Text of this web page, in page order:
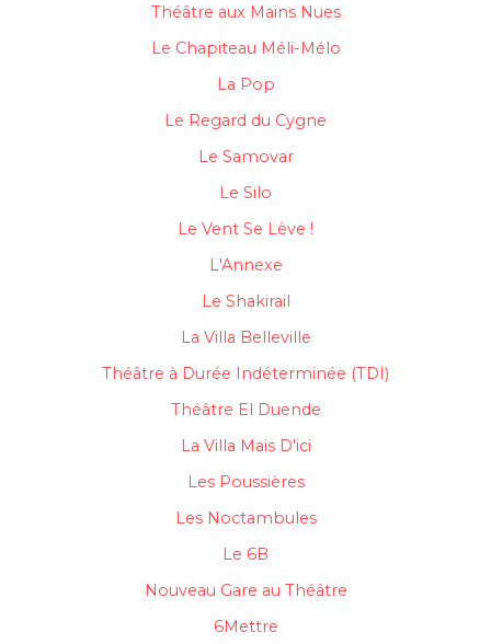
Théâtre aux Mains Nues
Le Chapiteau Méli-Mélo
La Pop
Le Regard du Cygne
Le Samovar
Le Silo
Le Vent Se Lève !
L'Annexe
Le Shakirail
La Villa Belleville
Théâtre à Durée Indéterminée (TDI)
Théâtre El Duende
La Villa Mais D'ici
Les Poussières
Les Noctambules
Le 6B
Nouveau Gare au Théâtre
6Mettre